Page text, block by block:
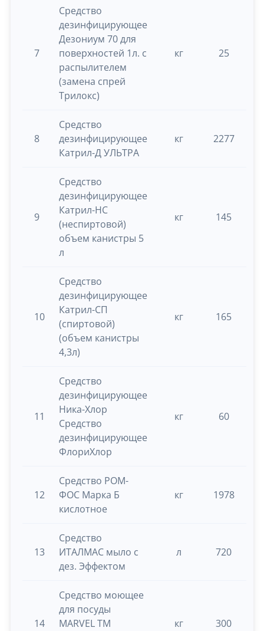
7
Средство
дезинфицирующее
Дезониум 70 для
поверхностей 1л. с
распылителем
(замена спрей
Трилокс)
кг 25
8
Средство
дезинфицирующее
Катрил-Д УЛЬТРА
кг 2277
9
Средство
дезинфицирующее
Катрил-НС
(неспиртовой)
объем канистры 5
л
кг 145
10
Средство
дезинфицирующее
Катрил-СП
(спиртовой)
(объем канистры
4,3л)
кг 165
11
Средство
дезинфицирующее
Ника-Хлор
Средство
дезинфицирующее
ФлориХлор
кг 60
12
Средство РОМ-
ФОС Марка Б
кислотное
кг 1978
13
Средство
ИТАЛМАС мыло с
дез. Эффектом
л 720
14
Средство моющее
для посуды
MARVEL ТМ
кг 300